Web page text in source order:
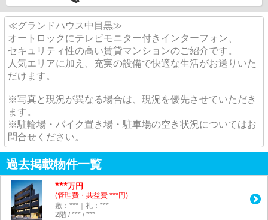
≪グランドハウス中目黒≫
オートロックにテレビモニター付きインターフォン、
セキュリティ性の高い賃貸マンションのご紹介です。
人気エリアに加え、充実の設備で快適な生活がお送りいた
だけます。
※写真と現況が異なる場合は、現況を優先させていただき
ます。
※駐輪場・バイク置き場・駐車場の空き状況についてはお
問合せください。
過去掲載物件一覧
***万円
(管理費・共益費 ***円)
敷：***｜礼：***
2階 / *** / ***